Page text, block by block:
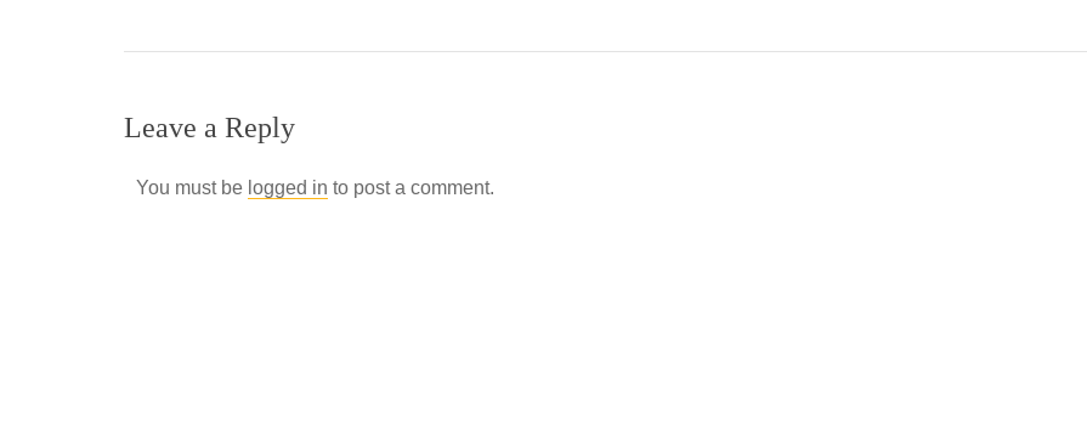
Leave a Reply
You must be logged in to post a comment.